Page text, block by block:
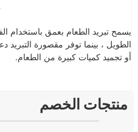
يسمح تبريد الطعام بعمق باستخدام
الطويل ، بينما توفر مقصورة التبريد
أو تجميد كميات كبيرة من الطعام.
منتجات الخصم